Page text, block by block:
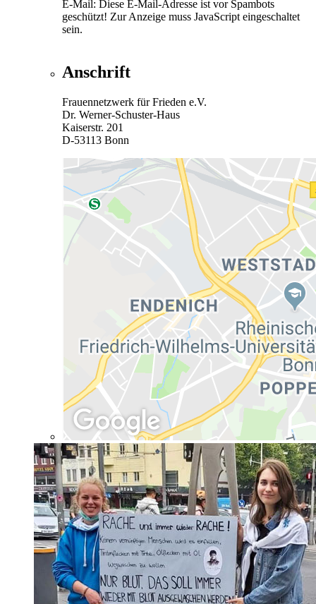
E-Mail: Diese E-Mail-Adresse ist vor Spambots
geschützt! Zur Anzeige muss JavaScript eingeschaltet
sein.
Anschrift
Frauennetzwerk für Frieden e.V.
Dr. Werner-Schuster-Haus
Kaiserstr. 201
D-53113 Bonn